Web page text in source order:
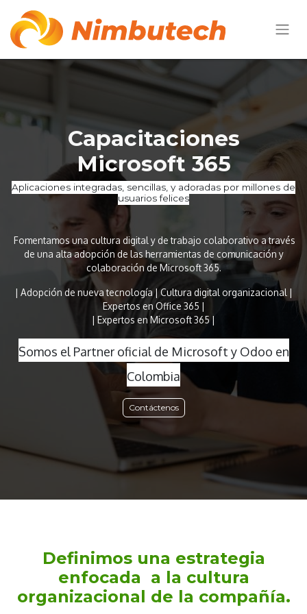
Capacitaciones
Microsoft 365
Aplicaciones integradas, sencillas, y adoradas ​por millones de
usuarios felices
Fomentamos una cultura digital y de trabajo colaborativo a través
de una alta adopción de las herramientas de comunicación y
colaboración de Microsoft 365.
| Adopción de nueva tecnología | Cultura digital organizacional |
Expertos en Office 365 |
| ​Expertos en Microsoft 365 |
Somos el Partner oficial de Microsoft y Odoo en
Colombia
Contáctenos
Definimos una estrategia
enfocada a la cultura
organizacional de la compañía​.